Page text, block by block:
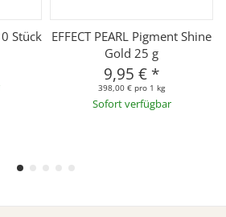
Stück
EFFECT PEARL Pigment Shine
Gold 25 g
9,95 € *
398,00 € pro 1 kg
Sofort verfügbar